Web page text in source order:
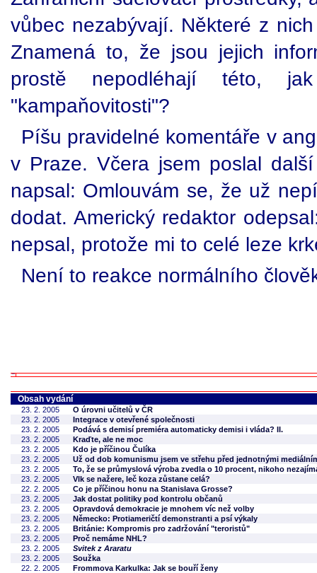
vůbec nezabývají. Některé z
Znamená to, že jsou jejich
prostě nepodléhají této,
"kampaňovitosti"?
Píšu pravidelné komentáře v
v Praze. Včera jsem poslal
napsal: Omlouvám se, že už
dodat. Americký redaktor
nepsal, protože mi to celé leze
Není to reakce normálního
Obsah vydání
23. 2. 2005
O úrovni učitelů v ČR
23. 2. 2005
Integrace v otevřené společnosti
23. 2. 2005
Podává s demisí premiéra automaticky demisi i vláda? II.
23. 2. 2005
Kraďte, ale ne moc
23. 2. 2005
Kdo je příčinou Čulíka
23. 2. 2005
Už od dob komunismu jsem ve střehu před jednotnými
23. 2. 2005
To, že se průmyslová výroba zvedla o 10 procent, nikoho
23. 2. 2005
Vlk se nažere, leč koza zůstane celá?
22. 2. 2005
Co je příčinou honu na Stanislava Grosse?
23. 2. 2005
Jak dostat politiky pod kontrolu občanů
23. 2. 2005
Opravdová demokracie je mnohem víc než volby
23. 2. 2005
Německo: Protiameričtí demonstranti a psí výkaly
23. 2. 2005
Británie: Kompromis pro zadržování "teroristů"
23. 2. 2005
Proč nemáme NHL?
23. 2. 2005
Svitek z Araratu
23. 2. 2005
Soužka
22. 2. 2005
Frommova Karkulka: Jak se bouří ženy